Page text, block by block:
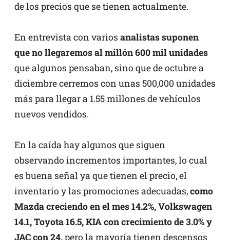
de los precios que se tienen actualmente.
En entrevista con varios analistas suponen
que no llegaremos al millón 600 mil unidades
que algunos pensaban, sino que de octubre a
diciembre cerremos con unas 500,000 unidades
más para llegar a 1.55 millones de vehículos
nuevos vendidos.
En la caída hay algunos que siguen
observando incrementos importantes, lo cual
es buena señal ya que tienen el precio, el
inventario y las promociones adecuadas,como
Mazda creciendo en el mes 14.2%, Volkswagen
14.1, Toyota 16.5, KIA con crecimiento de 3.0% y
JAC con 24,pero la mayoría tienen descensos